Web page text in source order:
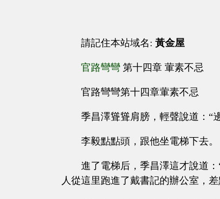
請記住本站域名: 黃金屋
官路彎彎 第十四章 葷素不忌
官路彎彎第十四章葷素不忌
季昌澤聳聳肩膀，輕聲說道：“
李毅點點頭，跟他坐電梯下去。
進了電梯后，季昌澤這才說道
人從這里跑進了戴書記的辦公室，